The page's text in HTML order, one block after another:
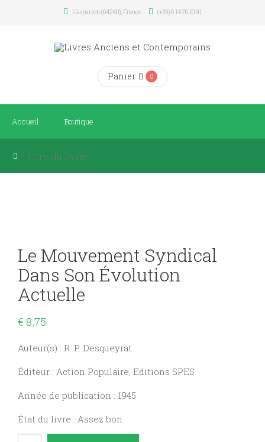
Hasparren (64240), France (+33) 6 14 76 10 91
Panier 0
Accueil Boutique
Le Mouvement Syndical
Dans Son Évolution
Actuelle
€ 8,75
Auteur(s) : R. P. Desqueyrat
Éditeur : Action Populaire, Editions SPES
Année de publication : 1945
État du livre : Assez bon